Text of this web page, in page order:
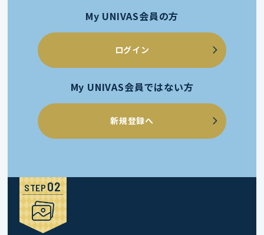
My UNIVAS会員の方
ログイン
My UNIVAS会員ではない方
新規登録へ
STEP